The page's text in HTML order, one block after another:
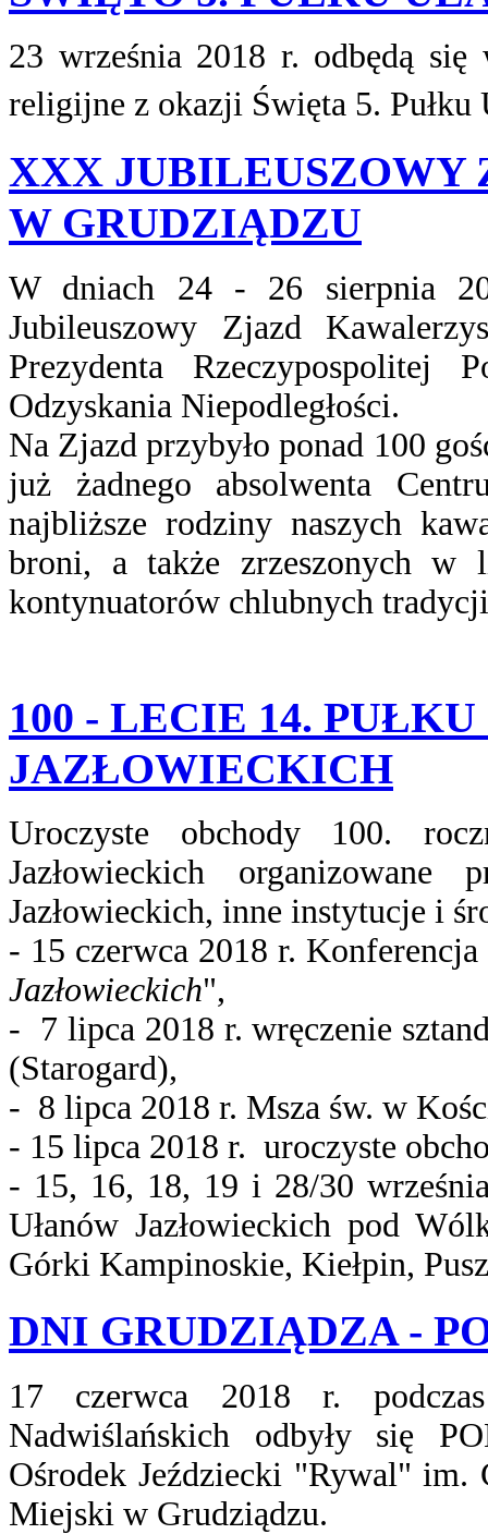
23 września 2018 r. odbędą się
religijne z okazji Święta 5. Pułku
XXX JUBILEUSZOWY
W GRUDZIĄDZU
W dniach 24 - 26 sierpnia
Jubileuszowy Zjazd
Prezydenta
Odzyskania Niepodległości.
Na Zjazd przybyło ponad 100
już żadnego absolwenta
najbliższe rodziny naszych
broni, a także zrzeszonych w
kontynuatorów chlubnych
100 - LECIE 14.
JAZŁOWIECKICH
Uroczyste obchody 100.
Jazłowieckich
Jazłowieckich, inne instytucje i
- 15 czerwca 2018 r.
Jazłowieckich",
- 7 lipca 2018 r. wręczenie
(Starogard),
- 8 lipca 2018 r. Msza św. w
- 15 lipca 2018 r. uroczyste
- 15, 16, 18, 19 i 28/30
Ułanów Jazłowieckich pod
Górki Kampinoskie, Kiełpin,
DNI GRUDZIĄDZA -
17 czerwca 2018 r.
Nadwiślańskich odbyły się
Ośrodek Jeździecki "Rywal"
Miejski w Grudziądzu.